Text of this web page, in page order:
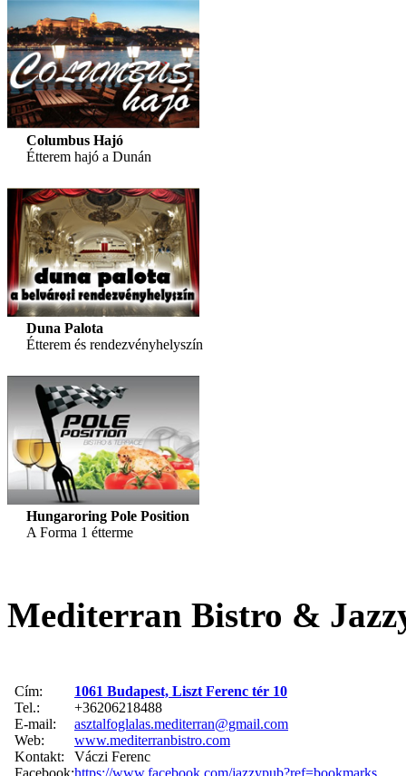
Columbus Hajó
Étterem hajó a Dunán
Duna Palota
Étterem és rendezvényhelyszín
Hungaroring Pole Position
A Forma 1 étterme
Mediterran Bistro &
Cím:
1061 Budapest, Liszt Ferenc tér 10
Tel.:
+36206218488
E-mail:
asztalfoglalas.mediterran@gmail.com
Web:
www.mediterranbistro.com
Kontakt:
Váczi Ferenc
Facebook:https://www.facebook.com/jazzypub?ref=bookmarks